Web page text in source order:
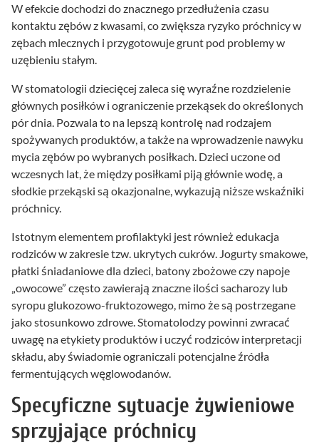
W efekcie dochodzi do znacznego przedłużenia czasu
kontaktu zębów z kwasami, co zwiększa ryzyko próchnicy w
zębach mlecznych i przygotowuje grunt pod problemy w
uzębieniu stałym.
W stomatologii dziecięcej zaleca się wyraźne rozdzielenie
głównych posiłków i ograniczenie przekąsek do określonych
pór dnia. Pozwala to na lepszą kontrolę nad rodzajem
spożywanych produktów, a także na wprowadzenie nawyku
mycia zębów po wybranych posiłkach. Dzieci uczone od
wczesnych lat, że między posiłkami piją głównie wodę, a
słodkie przekąski są okazjonalne, wykazują niższe wskaźniki
próchnicy.
Istotnym elementem profilaktyki jest również edukacja
rodziców w zakresie tzw. ukrytych cukrów. Jogurty smakowe,
płatki śniadaniowe dla dzieci, batony zbożowe czy napoje
„owocowe” często zawierają znaczne ilości sacharozy lub
syropu glukozowo-fruktozowego, mimo że są postrzegane
jako stosunkowo zdrowe. Stomatolodzy powinni zwracać
uwagę na etykiety produktów i uczyć rodziców interpretacji
składu, aby świadomie ograniczali potencjalne źródła
fermentujących węglowodanów.
Specyficzne sytuacje żywieniowe
sprzyjające próchnicy